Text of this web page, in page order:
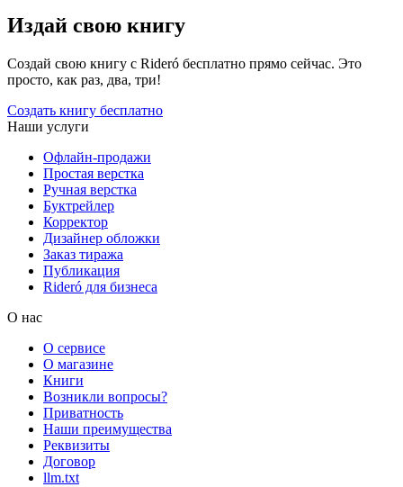
Издай свою книгу
Создай свою книгу с Rideró бесплатно прямо сейчас. Это
просто, как раз, два, три!
Создать книгу бесплатно
Наши услуги
Офлайн-продажи
Простая верстка
Ручная верстка
Буктрейлер
Корректор
Дизайнер обложки
Заказ тиража
Публикация
Rideró для бизнеса
О нас
О сервисе
О магазине
Книги
Возникли вопросы?
Приватность
Наши преимущества
Реквизиты
Договор
llm.txt